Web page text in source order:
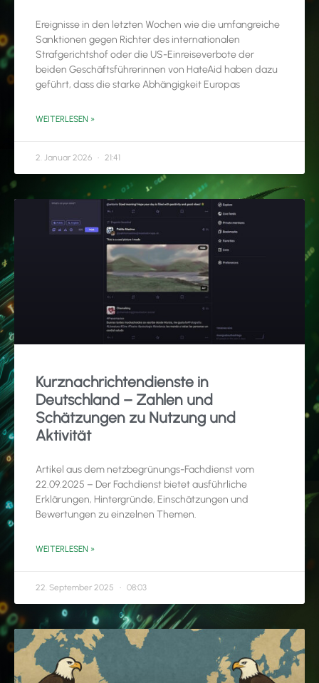
Ereignisse in den letzten Wochen wie die umfangreiche
Sanktionen gegen Richter des internationalen
Strafgerichtshof oder die US-Einreiseverbote der
beiden Geschäftsführerinnen von HateAid haben dazu
geführt, dass die starke Abhängigkeit Europas
WEITERLESEN »
2. Januar 2026 21:41
Kurznachrichtendienste in
Deutschland – Zahlen und
Schätzungen zu Nutzung und
Aktivität
Artikel aus dem netzbegrünungs-Fachdienst vom
22.09.2025 – Der Fachdienst bietet ausführliche
Erklärungen, Hintergründe, Einschätzungen und
Bewertungen zu einzelnen Themen.
WEITERLESEN »
22. September 2025 08:03